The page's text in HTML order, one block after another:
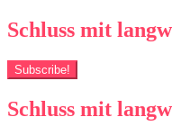
Schluss mit
Subscribe!
Schluss mit